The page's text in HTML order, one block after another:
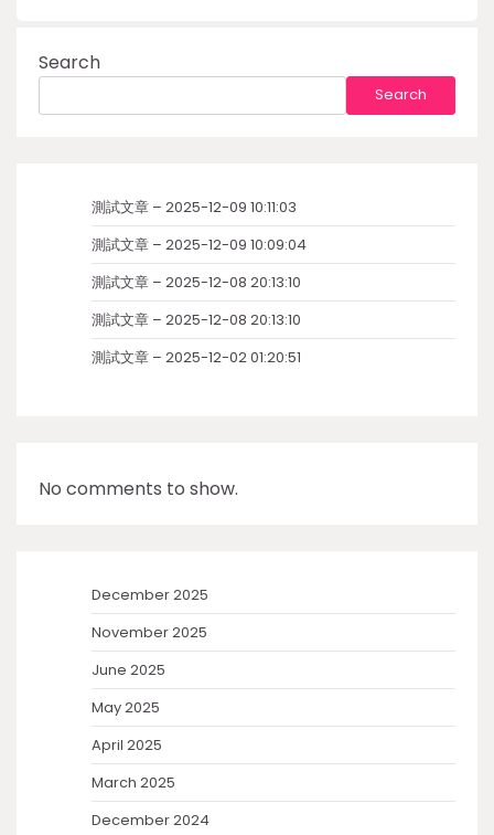
Search
Search
測試文章 – 2025-12-09 10:11:03
測試文章 – 2025-12-09 10:09:04
測試文章 – 2025-12-08 20:13:10
測試文章 – 2025-12-08 20:13:10
測試文章 – 2025-12-02 01:20:51
No comments to show.
December 2025
November 2025
June 2025
May 2025
April 2025
March 2025
December 2024